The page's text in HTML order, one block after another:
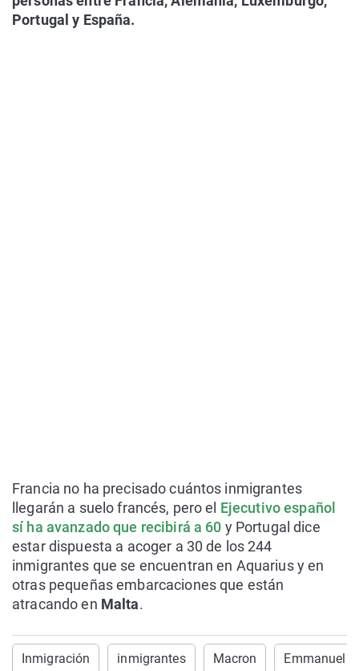
Portugal y España.
Francia no ha precisado cuántos inmigrantes
llegarán a suelo francés, pero el Ejecutivo español
sí ha avanzado que recibirá a 60 y Portugal dice
estar dispuesta a acoger a 30 de los 244
inmigrantes que se encuentran en Aquarius y en
otras pequeñas embarcaciones que están
atracando en Malta.
Inmigración inmigrantes Macron Emmanuel